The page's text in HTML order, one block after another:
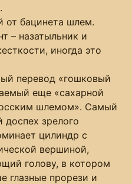
от бацинета шлем.
– назатыльник и
иногда это
перевод «гошковый
еще «сахарной
шлемом». Самый
доспех зрелого
цилиндр с
вершиной,
голову, в котором
глазные прорези и